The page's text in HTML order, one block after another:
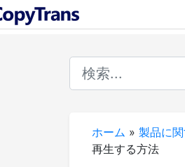
ホーム » 製品に
再生する方法